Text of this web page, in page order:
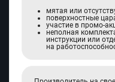
мятая или
поверхностные
участие в промо-
неполная
инструкции или
на